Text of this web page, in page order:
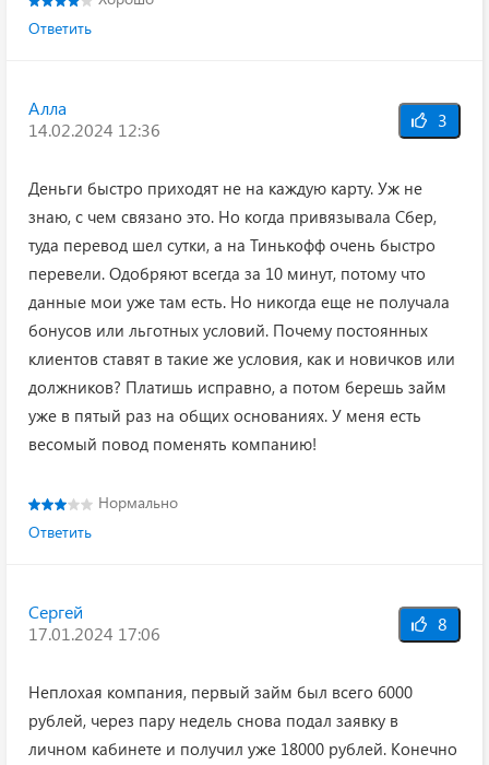
Ответить
Алла
14.02.2024 12:36
3
Деньги быстро приходят не на каждую карту. Уж не
знаю, с чем связано это. Но когда привязывала Сбер,
туда перевод шел сутки, а на Тинькофф очень быстро
перевели. Одобряют всегда за 10 минут, потому что
данные мои уже там есть. Но никогда еще не получала
бонусов или льготных условий. Почему постоянных
клиентов ставят в такие же условия, как и новичков или
должников? Платишь исправно, а потом берешь займ
уже в пятый раз на общих основаниях. У меня есть
весомый повод поменять компанию!
Нормально
Ответить
Сергей
17.01.2024 17:06
8
Неплохая компания, первый займ был всего 6000
рублей, через пару недель снова подал заявку в
личном кабинете и получил уже 18000 рублей. Конечно